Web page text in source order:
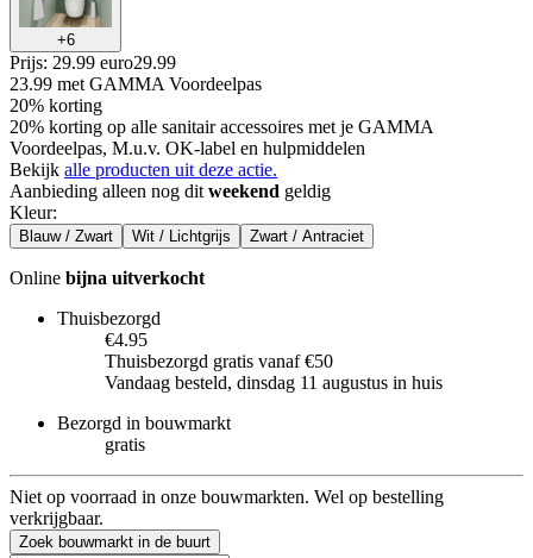
+6
Prijs: 29.99 euro29.99
23.99 met GAMMA Voordeelpas
20% korting
20% korting op alle sanitair accessoires met je GAMMA
Voordeelpas, M.u.v. OK-label en hulpmiddelen
Bekijk alle producten uit deze actie.
Aanbieding alleen nog dit weekend geldig
Kleur:
Blauw / Zwart Wit / Lichtgrijs Zwart / Antraciet
Online bijna uitverkocht
Thuisbezorgd
€4.95
Thuisbezorgd gratis vanaf €50
Vandaag besteld, dinsdag 11 augustus in huis
Bezorgd in bouwmarkt
gratis
Niet op voorraad in onze bouwmarkten. Wel op bestelling
verkrijgbaar.
Zoek bouwmarkt in de buurt